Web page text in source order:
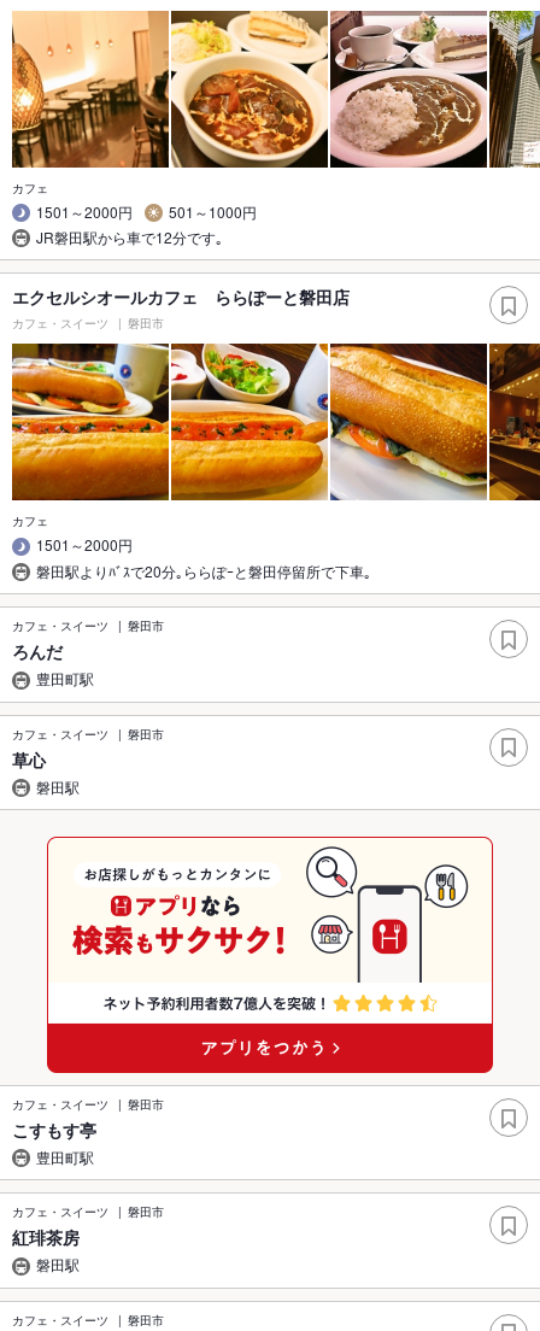
カフェ
1501～2000円
501～1000円
JR磐田駅から車で12分です｡
エクセルシオールカフェ ららぽーと磐田店
カフェ・スイーツ 磐田市
カフェ
1501～2000円
磐田駅よりﾊﾞｽで20分｡ららぽｰと磐田停留所で下車｡
カフェ・スイーツ 磐田市
ろんだ
豊田町駅
カフェ・スイーツ 磐田市
草心
磐田駅
カフェ・スイーツ 磐田市
こすもす亭
豊田町駅
カフェ・スイーツ 磐田市
紅琲茶房
磐田駅
カフェ・スイーツ 磐田市